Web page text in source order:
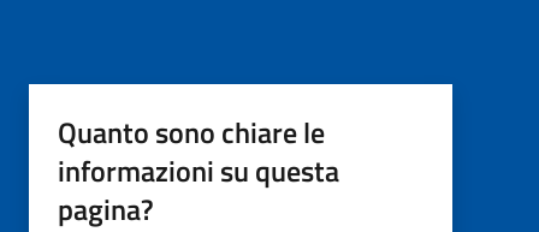
Quanto sono chiare le
informazioni su questa
pagina?